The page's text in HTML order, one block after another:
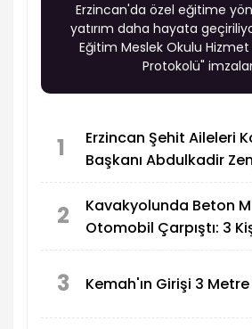
Erzincan'da özel eğitime
yatırım daha hayata
Eğitim Meslek Okulu Hizmet
Protokolü"
1
Erzincan Şehit Aileleri
Başkanı Abdulkadir
2
Kavakyolunda Beton
Otomobil Çarpıştı: 3
3 Kemah'ın Girişi 3